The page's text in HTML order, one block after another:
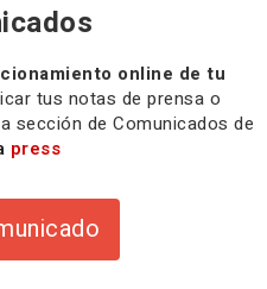
online de tu
tus notas de prensa o
sección de Comunicados de
press